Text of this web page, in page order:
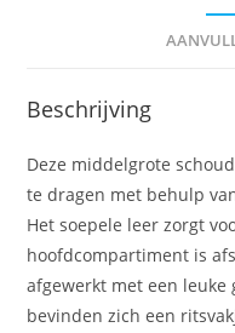
Beschrijving
Deze middelgrote
te dragen met behulp
Het soepele leer zorgt
hoofdcompartiment is
afgewerkt met een
bevinden zich een